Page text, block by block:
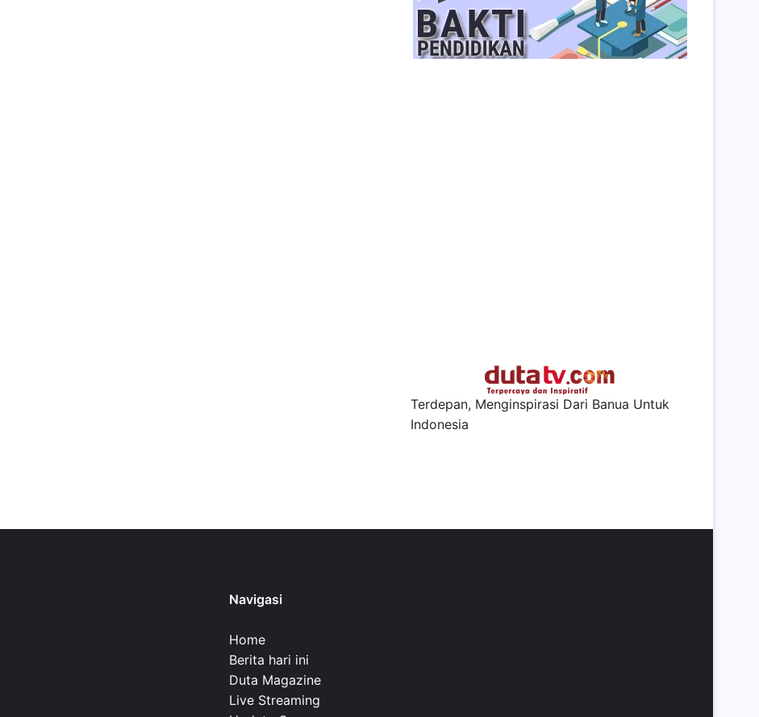
Terdepan, Menginspirasi Dari Banua Untuk
Indonesia
Navigasi
Home
Berita hari ini
Duta Magazine
Live Streaming